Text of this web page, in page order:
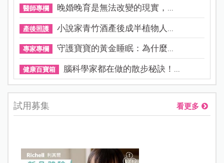
醫師專欄 晚婚晚育是無法改變的現實，...
產後照護 小說家青竹酒產後成半植物人...
專家專欄 守護寶寶的黃金睡眠：為什麼...
健康百寶箱 腦科學家都在做的散步秘訣！...
試用募集 看更多